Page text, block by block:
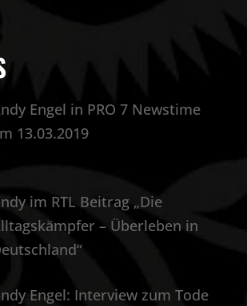
Engel in PRO 7 Newstime
13.03.2019
im RTL Beitrag „Die
– Überleben in
Engel: Interview zum Tode